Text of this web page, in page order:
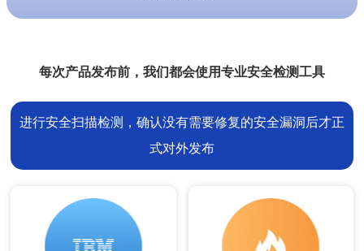
每次产品发布前，我们都会使用专业安全检测工具
进行安全扫描检测，确认没有需要修复的安全漏洞后才正
式对外发布